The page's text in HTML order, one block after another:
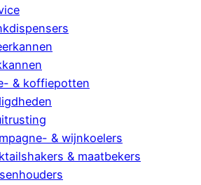
& koffiepotten
& wijnkoelers
& maatbekers